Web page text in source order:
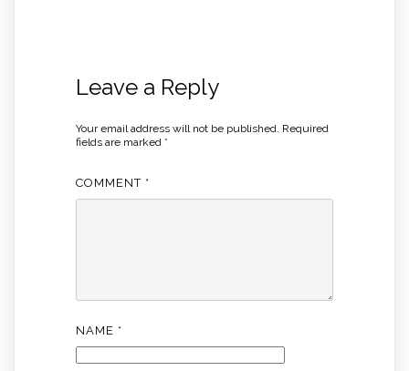
Leave a Reply
Your email address will not be published. Required
fields are marked *
COMMENT *
NAME *